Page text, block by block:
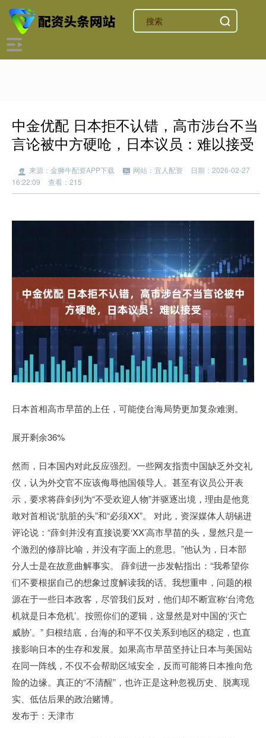
中金优配 日本拒不认错，高市涉台不当
言论被中方硬呛，日本议员：难以接受
来源：金狮牛配资APP下载 网站：宜人配资
日期：2026-02-27
16:22:09
查看：215
日本首相高市早苗的上任，可能使台海局势更加复杂难测。
展开剩余36%
然而，日本国内对此反应强烈。一些网友指责中国缺乏外交礼
仪，认为外交官不应该侮辱他国领导人。甚至有议员公开表
示，要求将薛剑列为“不受欢迎人物”并驱逐出境，理由是他竟
敢对首相说“肮脏的头”和“必须XX”。 对此，资深媒体人胡锡进
评论说：“薛剑并没有直接说要‘XX’高市早苗的头，显然只是一
个激烈的修辞比喻，并没有字面上的意思。”他认为，日本部
分人士是在故意曲解事实。 薛剑进一步发帖指出：“我希望你
们不要根据自己的想象过度解读我的话。我想重申，问题的根
源在于一些日本政客，尽管我们反对，他们却不断宣称‘台湾危
机就是日本危机’。按照你们的逻辑，这显然是对中国的‘灭亡
威胁’。” 归根结底，台海的和平不仅关系到地区的稳定，也直
接影响日本的生存和发展。如果高市早苗坚持让日本与美国站
在同一阵线，不仅不会帮助区域安全，反而可能将日本推向危
险的边缘。真正的“不清醒”，也许正是这种忽视历史、脱离现
实、低估后果的政治赌博。
发布于：天津市